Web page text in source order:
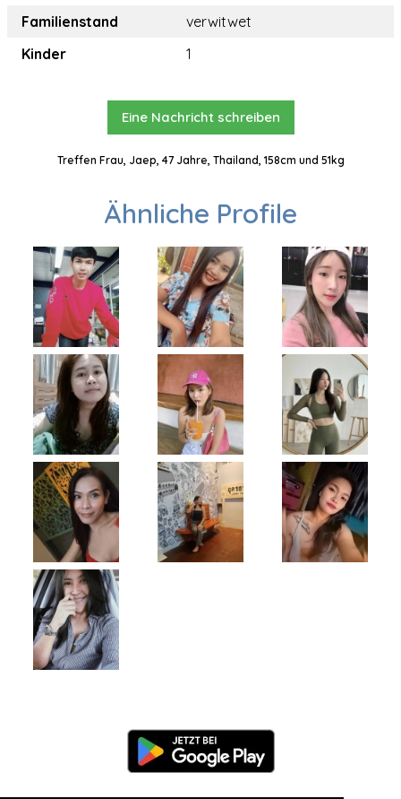
Familienstand
verwitwet
Kinder
1
Eine Nachricht schreiben
Treffen Frau, Jaep, 47 Jahre, Thailand, 158cm und 51kg
Ähnliche Profile